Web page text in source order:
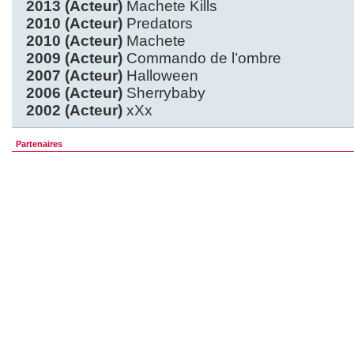
2013 (Acteur) Machete Kills
2010 (Acteur) Predators
2010 (Acteur) Machete
2009 (Acteur) Commando de l’ombre
2007 (Acteur) Halloween
2006 (Acteur) Sherrybaby
2002 (Acteur) xXx
Partenaires